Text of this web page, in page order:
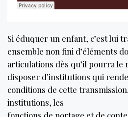
Si éduquer un enfant, c’est lui
ensemble non fini d’éléments
articulations dès qu’il pourra
disposer d’institutions qui
conditions de cette
institutions, les